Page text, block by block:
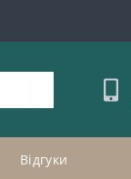
Відгуки